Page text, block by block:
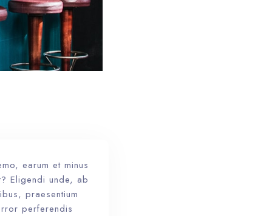
earum et minus
Eligendi unde, ab
praesentium
perferendis